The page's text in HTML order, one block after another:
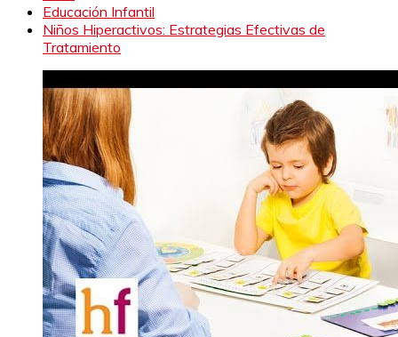
Educación Infantil
Niños Hiperactivos: Estrategias Efectivas de
Tratamiento